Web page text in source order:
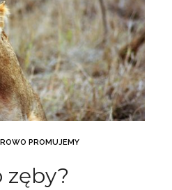
PROMUJEMY
zęby?